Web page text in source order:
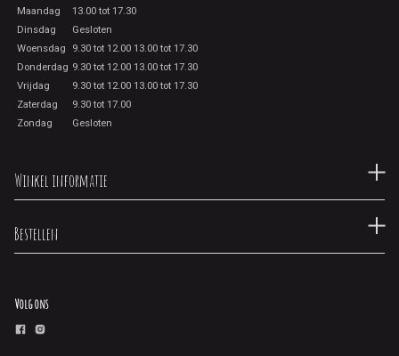
Maandag
13.00 tot 17.30
Dinsdag
Gesloten
Woensdag
9.30 tot 12.00 13.00 tot 17.30
Donderdag 9.30 tot 12.00 13.00 tot 17.30
Vrijdag
9.30 tot 12.00 13.00 tot 17.30
Zaterdag
9.30 tot 17.00
Zondag
Gesloten
Winkel informatie
Bestellen
Volg ons